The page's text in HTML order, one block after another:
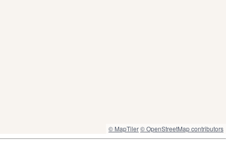
© MapTiler© OpenStreetMap contributors